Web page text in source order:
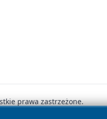
prawa zastrzeżone.